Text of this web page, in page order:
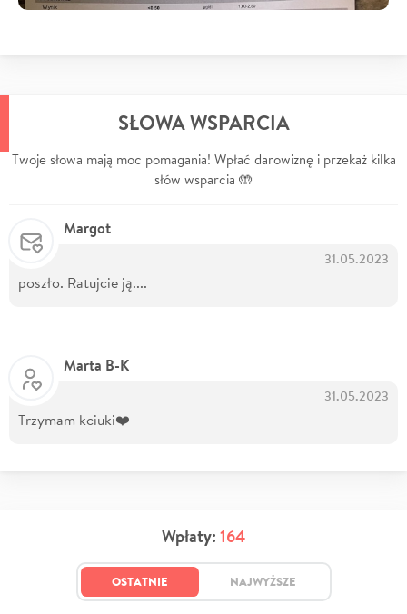
SŁOWA WSPARCIA
Twoje słowa mają moc pomagania! Wpłać darowiznę i przekaż kilka
słów wsparcia 🤲
Margot
31.05.2023
poszło. Ratujcie ją....
Marta B-K
31.05.2023
Trzymam kciuki❤️
Wpłaty: 164
OSTATNIE NAJWYŻSZE